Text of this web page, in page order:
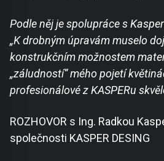
Podle něj je spolupráce s
„K drobným úpravám muselo
konstrukčním možnostem
„záludností“ mého pojetí
profesionálové z KASPERu
ROZHOVOR s Ing. Radkou
společnosti KASPER DESING